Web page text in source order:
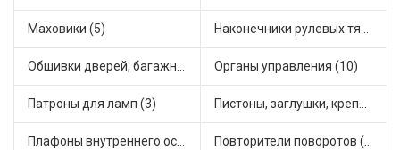
Маховики (5) Наконечники рулевых тяг (18)
Обшивки дверей, багажника, потолков, накладки салона (4) Органы управления (10)
Патроны для ламп (3) Пистоны, заглушки, крепежные элементы (6)
Плафоны внутреннего освещения (1) Повторители поворотов (9)